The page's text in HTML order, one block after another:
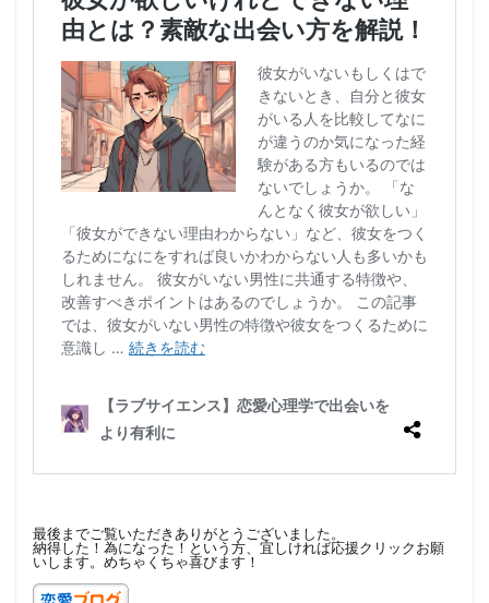
最後までご覧いただきありがとうございました。
納得した！為になった！という方、宜しければ応援クリックお願
いします。めちゃくちゃ喜びます！